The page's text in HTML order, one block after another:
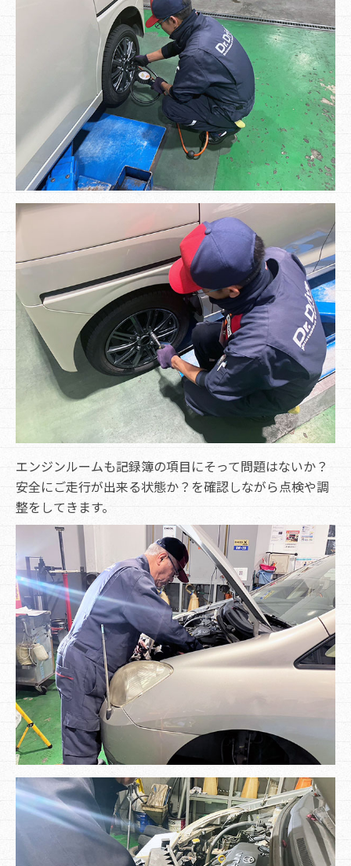
エンジンルームも記録簿の項目にそって問題はないか？
安全にご走行が出来る状態か？を確認しながら点検や調
整をしてきます。